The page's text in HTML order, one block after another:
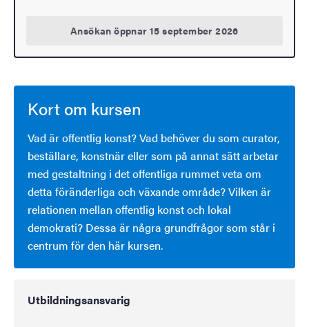
Ansökan öppnar 15 september 2026
Kort om kursen
Vad är offentlig konst? Vad behöver du som curator,
beställare, konstnär eller som på annat sätt arbetar
med gestaltning i det offentliga rummet veta om
detta föränderliga och växande område? Vilken är
relationen mellan offentlig konst och lokal
demokrati? Dessa är några grundfrågor som står i
centrum för den här kursen.
Utbildningsansvarig